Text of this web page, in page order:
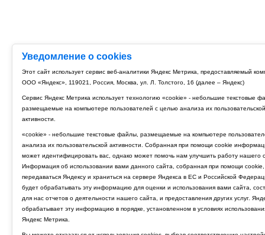
Уведомление о cookies
Этот сайт использует сервис веб-аналитики Яндекс Метрика, предоставляемый
ООО «Яндекс», 119021, Россия, Москва, ул. Л. Толстого, 16 (далее – Яндекс)
Сервис Яндекс Метрика использует технологию «cookie» - небольшие текстовые
размещаемые на компьютере пользователей с целью анализа их пользовательской
активности.
«cookie» - небольшие текстовые файлы, размещаемые на компьютере
анализа их пользовательской активности. Собранная при помощи cookie
может идентифицировать вас, однако может помочь нам улучшить работу нашего
Информация об использовании вами данного сайта, собранная при помощи cookie,
передаваться Яндексу и храниться на сервере Яндекса в ЕС и Российской
будет обрабатывать эту информацию для оценки и использования вами сайта,
для нас отчетов о деятельности нашего сайта, и предоставления других услуг.
обрабатывает эту информацию в порядке, установленном в условиях
Яндекс Метрика.